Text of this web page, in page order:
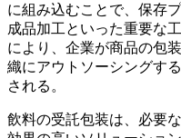
に組み込むことで、保存
成品加工といった重要な
により、企業が商品の包
織にアウトソーシングす
される。
飲料の受託包装は、必要